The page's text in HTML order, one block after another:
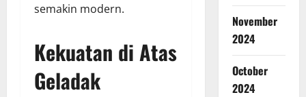
semakin modern.
Kekuatan di Atas
Geladak
November
2024
October
2024